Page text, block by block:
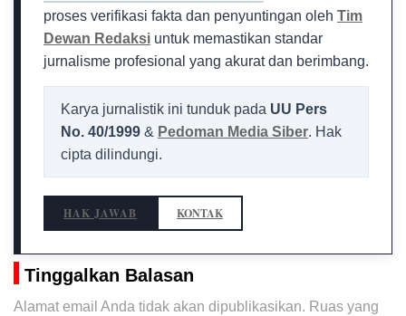
proses verifikasi fakta dan penyuntingan oleh Tim
Dewan Redaksi untuk memastikan standar
jurnalisme profesional yang akurat dan berimbang.
Karya jurnalistik ini tunduk pada UU Pers
No. 40/1999 & Pedoman Media Siber. Hak
cipta dilindungi.
HAK JAWAB KONTAK
Tinggalkan Balasan
Alamat email Anda tidak akan dipublikasikan. Ruas yang